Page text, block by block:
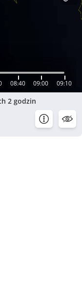
08:40 09:00 09:10
2 godzin